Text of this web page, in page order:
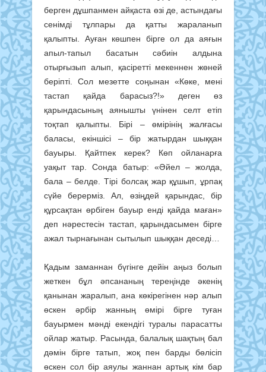
берген дұшпанмен айқаста өзі де, астындағы
сенімді тұлпары да қатты жараланып
қалыпты. Ауған көшпен бірге ол да аяғын
апыл-тапыл басатын сәбиін алдына
отырғызып алып, қасіретті мекеннен жөней
беріпті. Сол мезетте соңынан «Көке, мені
тастап қайда барасыз?!» деген өз
қарындасының аянышты үнінен селт етіп
тоқтап қалыпты. Бірі – өмірінің жалғасы
баласы, екіншісі – бір жатырдан шыққан
бауыры. Қайтпек керек? Көп ойланарға
уақыт тар. Сонда батыр: «Әйел – жолда,
бала – белде. Тірі болсақ жар құшып, ұрпақ
сүйе берерміз. Ал, өзіңдей қарындас, бір
құрсақтан өрбіген бауыр енді қайда маған»
деп нәрестесін тастап, қарындасымен бірге
ажал тырнағынан сытылып шыққан деседі…
Қадым заманнан бүгінге дейін аңыз болып
жеткен бұл әпсананың тереңінде әкенің
қанынан жаралып, ана көкірегінен нәр алып
өскен әрбір жанның өмірі бірге туған
бауырмен мәнді екендігі туралы парасатты
ойлар жатыр. Расында, балалық шақтың бал
дәмін бірге татып, жоқ пен барды бөлісіп
өскен сол бір аяулы жаннан артық кім бар